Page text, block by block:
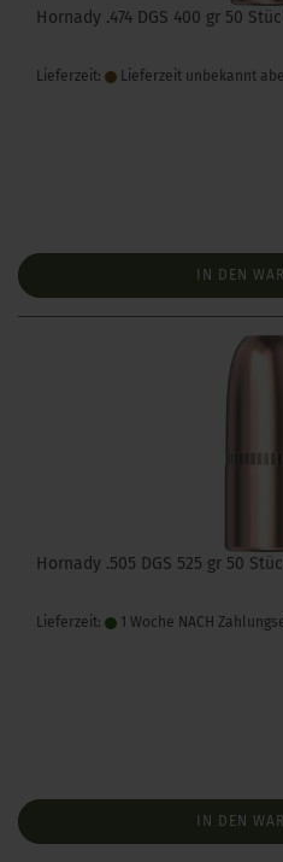
Hornady .474 DGS 400 gr 50
Lieferzeit: Lieferzeit unbekannt
IN DEN
Hornady .505 DGS 525 gr 50
Lieferzeit: 1 Woche NACH
IN DEN